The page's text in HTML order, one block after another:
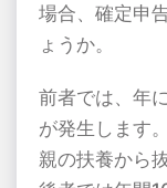
場合、確定申
ょうか。
前者では、年
が発生します。
親の扶養から